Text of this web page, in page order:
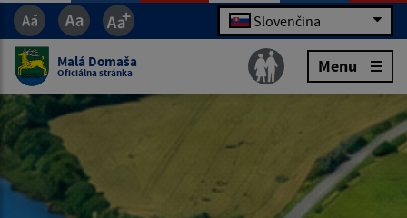
Slovenčina
Malá Domaša
Oficiálna stránka Menu